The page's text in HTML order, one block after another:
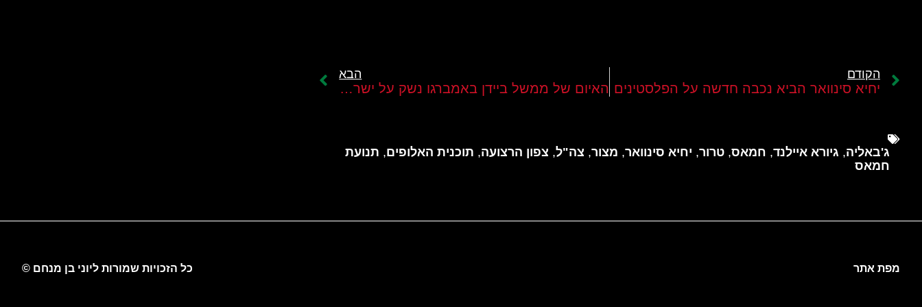
הקודם
יחיא סינוואר הביא נכבה חדשה על הפלסטינים
הבא
האיום של ממשל ביידן באמברגו נשק על ישראל נועד לסייע לקמלה האריס בבחירות
ג'באליה, גיורא איילנד, חמאס, טרור, יחיא סינוואר, מצור, צה"ל, צפון הרצועה, תוכנית האלופים, תנועת
חמאס
מפת אתר כל הזכויות שמורות ליוני בן מנחם ©